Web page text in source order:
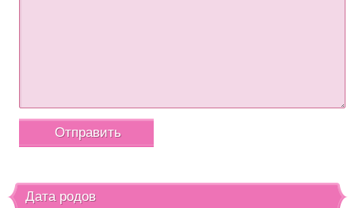
Дата родов